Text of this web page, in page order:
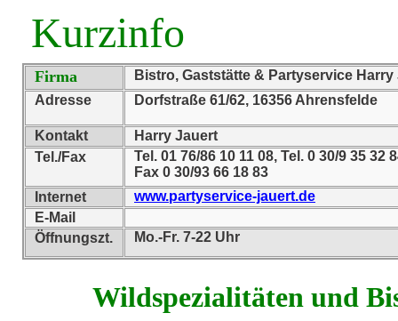
Kurzinfo
Firma
Bistro, Gaststätte & Partyservice Harry
Adresse
Dorfstraße 61/62, 16356 Ahrensfelde
Kontakt
Harry Jauert
Tel./Fax
Tel. 01 76/86 10 11 08, Tel. 0 30/9 35 32
Fax 0 30/93 66 18 83
Internet
www.partyservice-jauert.de
E-Mail
Öffnungszt.
Mo.-Fr. 7-22 Uhr
Wildspezialitäten und